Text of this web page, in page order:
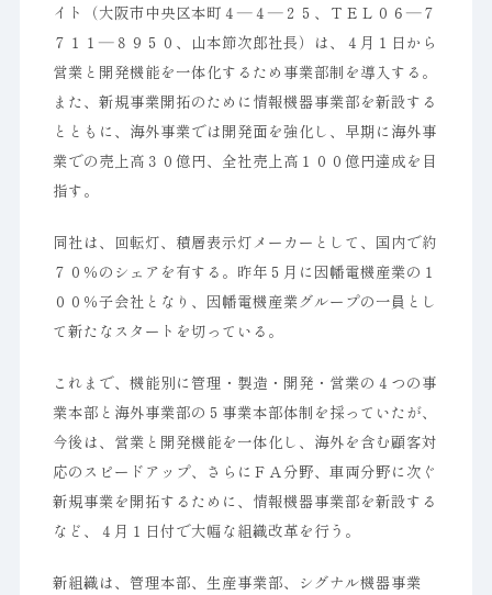
イト（大阪市中央区本町４―４―２５、ＴＥＬ０６―７
７１１―８９５０、山本節次郎社長）は、４月１日から
営業と開発機能を一体化するため事業部制を導入する。
また、新規事業開拓のために情報機器事業部を新設する
とともに、海外事業では開発面を強化し、早期に海外事
業での売上高３０億円、全社売上高１００億円達成を目
指す。
同社は、回転灯、積層表示灯メーカーとして、国内で約
７０％のシェアを有する。昨年５月に因幡電機産業の１
００％子会社となり、因幡電機産業グループの一員とし
て新たなスタートを切っている。
これまで、機能別に管理・製造・開発・営業の４つの事
業本部と海外事業部の５事業本部体制を採っていたが、
今後は、営業と開発機能を一体化し、海外を含む顧客対
応のスピードアップ、さらにＦＡ分野、車両分野に次ぐ
新規事業を開拓するために、情報機器事業部を新設する
など、４月１日付で大幅な組織改革を行う。
新組織は、管理本部、生産事業部、シグナル機器事業